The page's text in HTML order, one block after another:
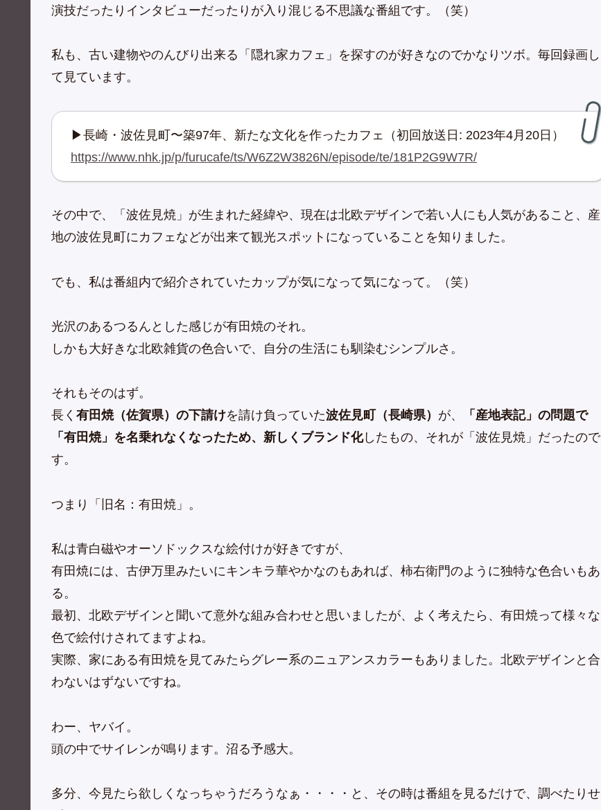
演技だったりインタビューだったりが入り混じる不思議な番組です。（笑）
私も、古い建物やのんびり出来る「隠れ家カフェ」を探すのが好きなのでかなりツボ。毎回録画し
て見ています。
▶長崎・波佐見町〜築97年、新たな文化を作ったカフェ（初回放送日: 2023年4月20日）
https://www.nhk.jp/p/furucafe/ts/W6Z2W3826N/episode/te/181P2G9W7R/
その中で、「波佐見焼」が生まれた経緯や、現在は北欧デザインで若い人にも人気があること、産
地の波佐見町にカフェなどが出来て観光スポットになっていることを知りました。
でも、私は番組内で紹介されていたカップが気になって気になって。（笑）
光沢のあるつるんとした感じが有田焼のそれ。
しかも大好きな北欧雑貨の色合いで、自分の生活にも馴染むシンプルさ。
それもそのはず。
長く 有田焼（佐賀県）の下請けを請け負っていた波佐見町（長崎県） が、
「産地表記」の問題で
「有田焼」を名乗れなくなったため、新しくブランド化したもの、それが「波佐見焼」だったので
す。
つまり「旧名：有田焼」。
私は青白磁やオーソドックスな絵付けが好きですが、
有田焼には、古伊万里みたいにキンキラ華やかなのもあれば、柿右衛門のように独特な色合いもあ
る。
最初、北欧デザインと聞いて意外な組み合わせと思いましたが、よく考えたら、有田焼って様々な
色で絵付けされてますよね。
実際、家にある有田焼を見てみたらグレー系のニュアンスカラーもありました。北欧デザインと合
わないはずないですね。
わー、ヤバイ。
頭の中でサイレンが鳴ります。沼る予感大。
多分、今見たら欲しくなっちゃうだろうなぁ・・・・と、その時は番組を見るだけで、調べたりせ